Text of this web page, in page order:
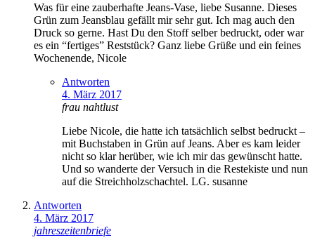
Was für eine zauberhafte Jeans-Vase, liebe Susanne. Dieses
Grün zum Jeansblau gefällt mir sehr gut. Ich mag auch den
Druck so gerne. Hast Du den Stoff selber bedruckt, oder war
es ein “fertiges” Reststück? Ganz liebe Grüße und ein feines
Wochenende, Nicole
Antworten
4. März 2017
frau nahtlust
Liebe Nicole, die hatte ich tatsächlich selbst bedruckt –
mit Buchstaben in Grün auf Jeans. Aber es kam leider
nicht so klar herüber, wie ich mir das gewünscht hatte.
Und so wanderte der Versuch in die Restekiste und nun
auf die Streichholzschachtel. LG. susanne
Antworten
4. März 2017
jahreszeitenbriefe